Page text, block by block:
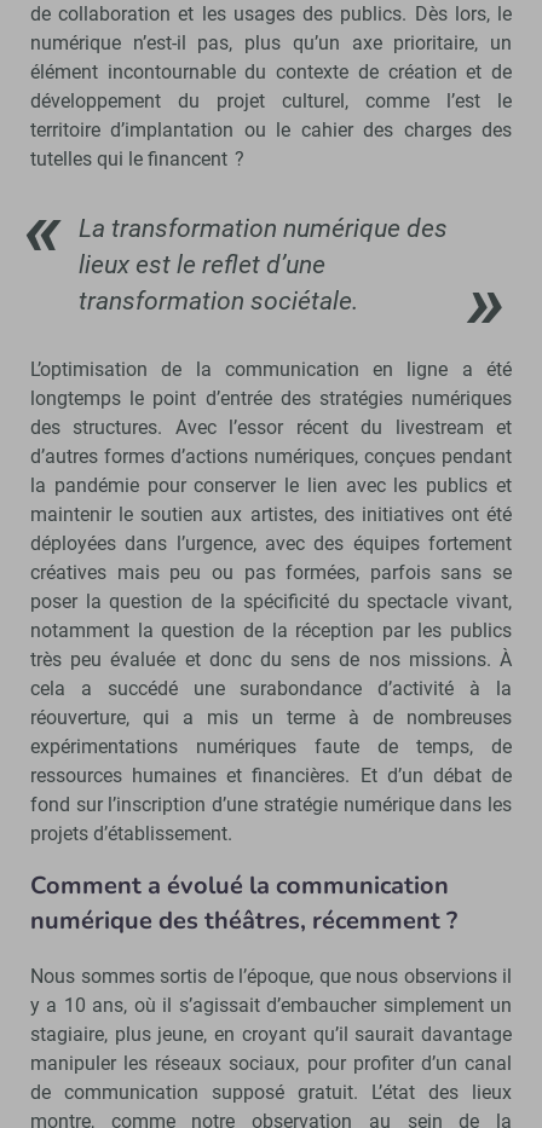
de collaboration et les usages des publics. Dès lors, le
numérique n’est-il pas, plus qu’un axe prioritaire, un
élément incontournable du contexte de création et de
développement du projet culturel, comme l’est le
territoire d’implantation ou le cahier des charges des
tutelles qui le financent ?
La transformation numérique des
lieux est le reflet d’une
transformation sociétale.
L’optimisation de la communication en ligne a été
longtemps le point d’entrée des stratégies numériques
des structures. Avec l’essor récent du livestream et
d’autres formes d’actions numériques, conçues pendant
la pandémie pour conserver le lien avec les publics et
maintenir le soutien aux artistes, des initiatives ont été
déployées dans l’urgence, avec des équipes fortement
créatives mais peu ou pas formées, parfois sans se
poser la question de la spécificité du spectacle vivant,
notamment la question de la réception par les publics
très peu évaluée et donc du sens de nos missions. À
cela a succédé une surabondance d’activité à la
réouverture, qui a mis un terme à de nombreuses
expérimentations numériques faute de temps, de
ressources humaines et financières. Et d’un débat de
fond sur l’inscription d’une stratégie numérique dans les
projets d’établissement.
Comment a évolué la communication
numérique des théâtres, récemment ?
Nous sommes sortis de l’époque, que nous observions il
y a 10 ans, où il s’agissait d’embaucher simplement un
stagiaire, plus jeune, en croyant qu’il saurait davantage
manipuler les réseaux sociaux, pour profiter d’un canal
de communication supposé gratuit. L’état des lieux
montre, comme notre observation au sein de la